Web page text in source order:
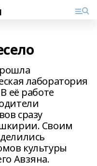
лаборатория
её работе
сразу
Своим
культуры
Авзяна.